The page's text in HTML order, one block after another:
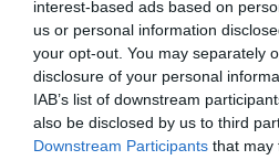
interest-based ads based on
us or personal information
your opt-out. You may separately
disclosure of your personal
IAB’s list of downstream
also be disclosed by us to third
Downstream Participants that may
Νέοι Διαγωνισμοί❯
Tags
STAND UP COMEDY